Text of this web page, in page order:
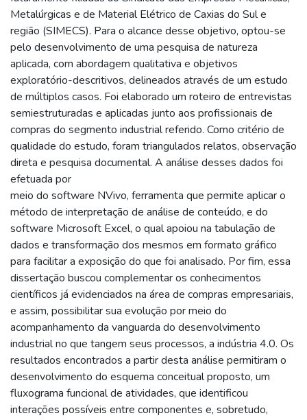
Metalúrgicas e de Material Elétrico de Caxias do Sul e
região (SIMECS). Para o alcance desse objetivo, optou-se
pelo desenvolvimento de uma pesquisa de natureza
aplicada, com abordagem qualitativa e objetivos
exploratório-descritivos, delineados através de um estudo
de múltiplos casos. Foi elaborado um roteiro de entrevistas
semiestruturadas e aplicadas junto aos profissionais de
compras do segmento industrial referido. Como critério de
qualidade do estudo, foram triangulados relatos, observação
direta e pesquisa documental. A análise desses dados foi
efetuada por
meio do software NVivo, ferramenta que permite aplicar o
método de interpretação de análise de conteúdo, e do
software Microsoft Excel, o qual apoiou na tabulação de
dados e transformação dos mesmos em formato gráfico
para facilitar a exposição do que foi analisado. Por fim, essa
dissertação buscou complementar os conhecimentos
científicos já evidenciados na área de compras empresariais,
e assim, possibilitar sua evolução por meio do
acompanhamento da vanguarda do desenvolvimento
industrial no que tangem seus processos, a indústria 4.0. Os
resultados encontrados a partir desta análise permitiram o
desenvolvimento do esquema conceitual proposto, um
fluxograma funcional de atividades, que identificou
interações possíveis entre componentes e, sobretudo,